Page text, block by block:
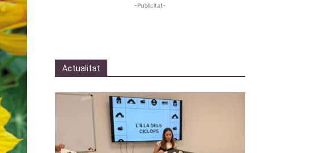
-Publicitat-
Actualitat